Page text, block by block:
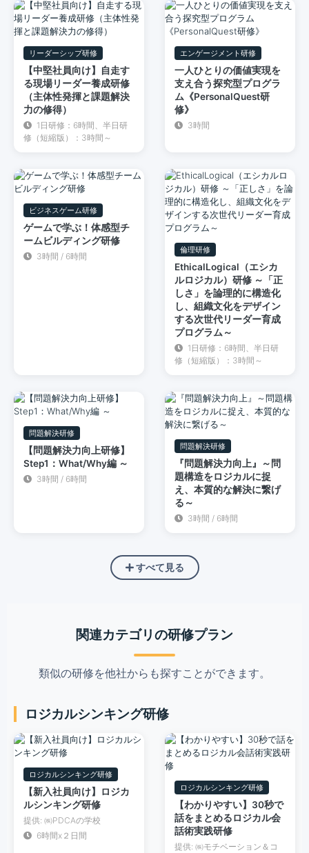
リーダーシップ研修
【中堅社員向け】自走す
る現場リーダー養成研修
（主体性発揮と課題解決
力の修得）
1日研修：6時間、半日研
修（短縮版）：3時間～
エンゲージメント研修
一人ひとりの価値実現を
支え合う探究型プログラ
ム《PersonalQuest研
修》
3時間
ビジネスゲーム研修
ゲームで学ぶ！体感型チ
ームビルディング研修
3時間 / 6時間
倫理研修
EthicalLogical（エシカ
ルロジカル）研修 ～「正
しさ」を論理的に構造化
し、組織文化をデザイン
する次世代リーダー育成
プログラム～
1日研修：6時間、半日研
修（短縮版）：3時間～
問題解決研修
【問題解決力向上研修】
Step1：What/Why編 ～
3時間 / 6時間
問題解決研修
『問題解決力向上』～問
題構造をロジカルに捉
え、本質的な解決に繋げ
る～
3時間 / 6時間
すべて見る
関連カテゴリの研修プラン
類似の研修を他社からも探すことができます。
ロジカルシンキング研修
ロジカルシンキング研修
【新入社員向け】ロジカ
ルシンキング研修
提供: ㈱PDCAの学校
6時間x２日間
ロジカルシンキング研修
【わかりやすい】30秒で
話をまとめるロジカル会
話術実践研修
提供: ㈱モチベーション＆コ